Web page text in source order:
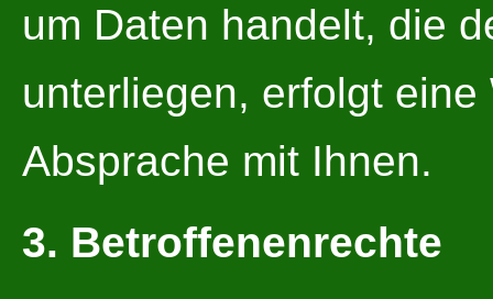
um Daten handelt, die
unterliegen, erfolgt
Absprache mit Ihnen.
3. Betroffenenrechte